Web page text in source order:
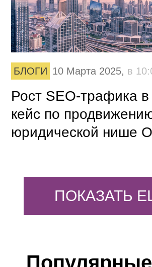
БЛОГИ 10 Марта 2025, в
Рост SEO-трафика в
кейс по
юридической нише
ПОКАЗАТЬ
Популярные